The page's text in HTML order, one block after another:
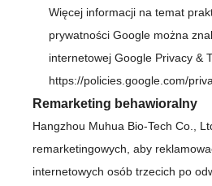
Więcej informacji na temat
prywatności Google można
internetowej Google Privacy &
https://policies.google.com/
Remarketing behawioralny
Hangzhou Muhua Bio-Tech Co.,
remarketingowych, aby
internetowych osób trzecich po